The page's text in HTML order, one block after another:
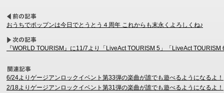
おうちでポップンは今日でとうとう４周年 これからも末永くよろしくね♪
『WORLD TOURISM』に11/7より「LiveAct TOURISM 5」「LiveAct TOURISM
6/24よりゲージアンロックイベント第33弾の楽曲が誰でも遊べるようになるよ！
2/18よりゲージアンロックイベント第31弾の楽曲が誰でも遊べるようになるよ！